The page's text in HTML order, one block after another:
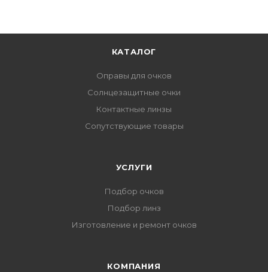
КАТАЛОГ
Оправы для очков
Солнцезащитные очки
Контактные линзы
Сопутствующие товары
УСЛУГИ
Подбор очков
Подбор линз
Изготовление и ремонт очков
КОМПАНИЯ